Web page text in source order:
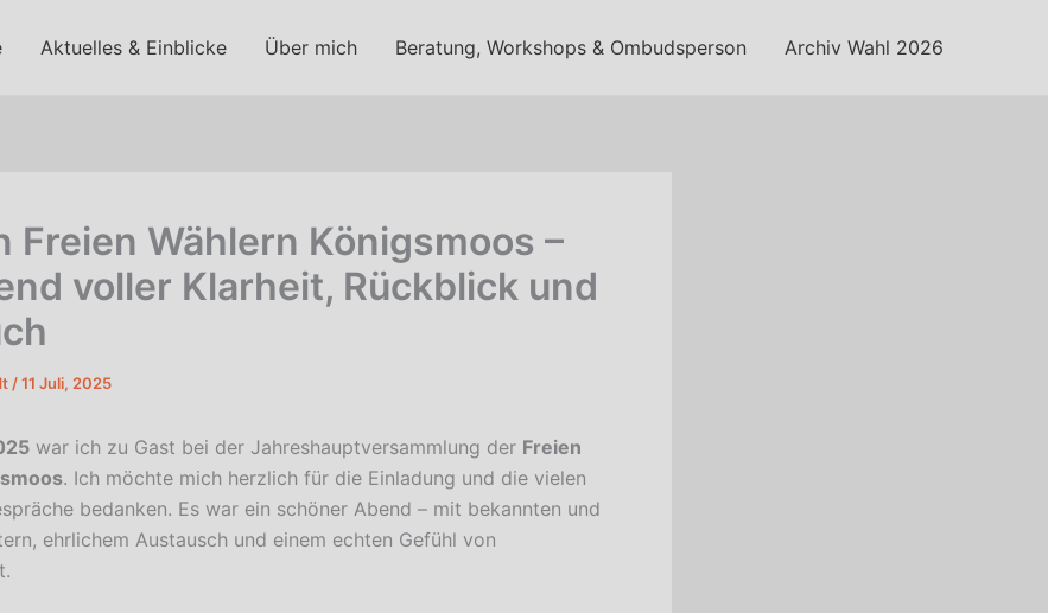
Aktuelles & Einblicke Über mich Beratung, Workshops & Ombudsperson Archiv Wahl 2026
Freien Wählern Königsmoos –
voller Klarheit, Rückblick und
/11 Juli, 2025
war ich zu Gast bei der Jahreshauptversammlung der Freien
. Ich möchte mich herzlich für die Einladung und die vielen
bedanken. Es war ein schöner Abend – mit bekannten und
ehrlichem Austausch und einem echten Gefühl von